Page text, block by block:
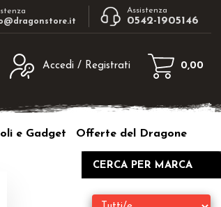
Assistenza
0542-1905146
Accedi / Registrati
sito clicca sul pulsante "Registrati"
0,00
e Gadget Offerte del Dragone
CERCA PER MARCA